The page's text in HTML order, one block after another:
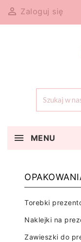
 Zaloguj się
MENU
Torebki
Naklejki na
Zawieszki do